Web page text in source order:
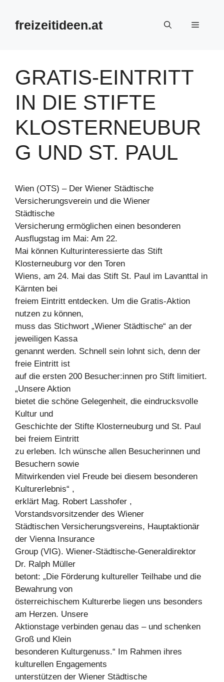
Inhalt
springenfreizeitideen.at Menü
GRATIS-EINTRITT
IN DIE STIFTE
KLOSTERNEUBUR
G UND ST. PAUL
Wien (OTS) – Der Wiener Städtische
Versicherungsverein und die Wiener
Städtische
Versicherung ermöglichen einen besonderen
Ausflugstag im Mai: Am 22.
Mai können Kulturinteressierte das Stift
Klosterneuburg vor den Toren
Wiens, am 24. Mai das Stift St. Paul im Lavanttal in
Kärnten bei
freiem Eintritt entdecken. Um die Gratis-Aktion
nutzen zu können,
muss das Stichwort „Wiener Städtische“ an der
jeweiligen Kassa
genannt werden. Schnell sein lohnt sich, denn der
freie Eintritt ist
auf die ersten 200 Besucher:innen pro Stift limitiert.
„Unsere Aktion
bietet die schöne Gelegenheit, die eindrucksvolle
Kultur und
Geschichte der Stifte Klosterneuburg und St. Paul
bei freiem Eintritt
zu erleben. Ich wünsche allen Besucherinnen und
Besuchern sowie
Mitwirkenden viel Freude bei diesem besonderen
Kulturerlebnis“ ,
erklärt Mag. Robert Lasshofer ,
Vorstandsvorsitzender des Wiener
Städtischen Versicherungsvereins, Hauptaktionär
der Vienna Insurance
Group (VIG). Wiener-Städtische-Generaldirektor
Dr. Ralph Müller
betont: „Die Förderung kultureller Teilhabe und die
Bewahrung von
österreichischem Kulturerbe liegen uns besonders
am Herzen. Unsere
Aktionstage verbinden genau das – und schenken
Groß und Klein
besonderen Kulturgenuss.“ Im Rahmen ihres
kulturellen Engagements
unterstützen der Wiener Städtische